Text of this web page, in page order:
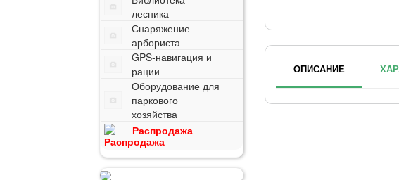
лесника
Снаряжение
арбориста
GPS-навигация и
рации
Оборудование для
паркового
хозяйства
Распродажа
ОПИСАНИЕ